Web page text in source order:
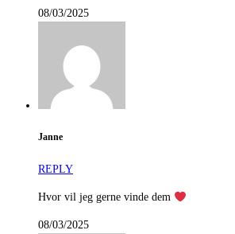
08/03/2025
Janne
REPLY
Hvor vil jeg gerne vinde dem
08/03/2025